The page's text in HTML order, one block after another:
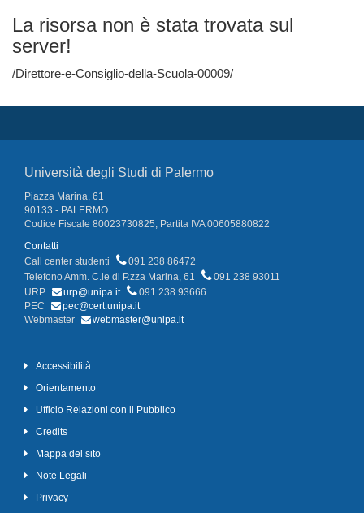
La risorsa non è stata trovata sul
server!
/Direttore-e-Consiglio-della-Scuola-00009/
Università degli Studi di Palermo
Piazza Marina, 61
90133 - PALERMO
Codice Fiscale 80023730825, Partita IVA 00605880822
Contatti
Call center studenti
091 238 86472
Telefono Amm. C.le di P.zza Marina, 61
091 238 93011
URP
urp@unipa.it
091 238 93666
PEC
pec@cert.unipa.it
Webmaster
webmaster@unipa.it
Accessibilità
Orientamento
Ufficio Relazioni con il Pubblico
Credits
Mappa del sito
Note Legali
Privacy